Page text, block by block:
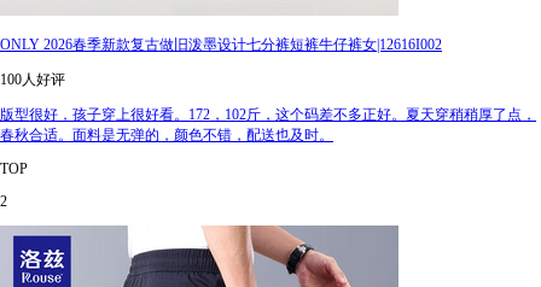
ONLY 2026春季新款复古做旧泼墨设计七分裤短裤牛仔裤女|12616I002
100人好评
版型很好，孩子穿上很好看。172，102斤，这个码差不多正好。夏天穿稍稍厚了点，
春秋合适。面料是无弹的，颜色不错，配送也及时。
TOP
2